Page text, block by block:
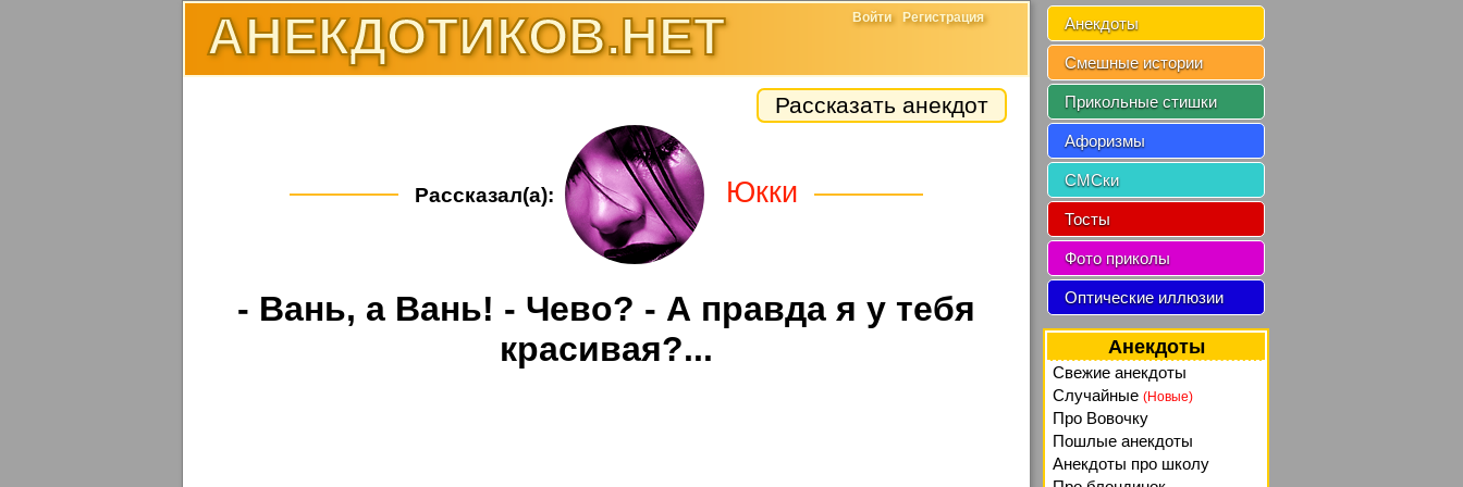
АНЕКДОТИКОВ.НЕТ Войти Регистрация
Рассказать анекдот
Рассказал(а): Юкки
- Вань, а Вань! - Чево? - А правда я у тебя
красивая?...
Анекдоты
Смешные истории
Прикольные стишки
Афоризмы
СМСки
Тосты
Фото приколы
Оптические иллюзии
Анекдоты
Свежие анекдоты
Случайные (Новые)
Про Вовочку
Пошлые анекдоты
Анекдоты про школу